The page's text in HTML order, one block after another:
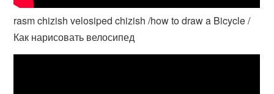
rasm chizish velosiped chizish /how to draw a Bicycle /
Как нарисовать велосипед